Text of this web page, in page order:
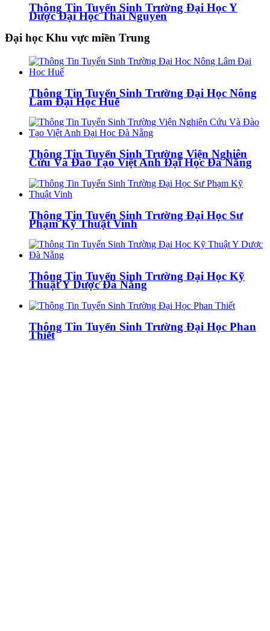
Thông Tin Tuyển Sinh Trường Đại Học Y
Dược Đại Học Thái Nguyên
Đại học Khu vực miền Trung
Thông Tin Tuyển Sinh Trường Đại Học Nông
Lâm Đại Học Huế
Thông Tin Tuyển Sinh Trường Viện Nghiên
Cứu Và Đào Tạo Việt Anh Đại Học Đà Nẵng
Thông Tin Tuyển Sinh Trường Đại Học Sư
Phạm Kỹ Thuật Vinh
Thông Tin Tuyển Sinh Trường Đại Học Kỹ
Thuật Y Dược Đà Nẵng
Thông Tin Tuyển Sinh Trường Đại Học Phan
Thiết